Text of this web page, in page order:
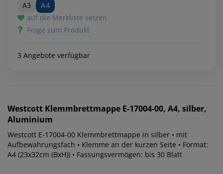
A3
A4
auf die Merkliste setzen
Frage zum Produkt
3 Angebote verfügbar
Westcott Klemmbrettmappe E-17004-00, A4, silber,
Aluminium
Westcott E-17004-00 Klemmbrettmappe in silber • mit
Aufbewahrungsfach • Klemme an der kurzen Seite • Format:
A4 (23x32cm (BxH)) • Fassungsvermögen: bis 30 Blatt